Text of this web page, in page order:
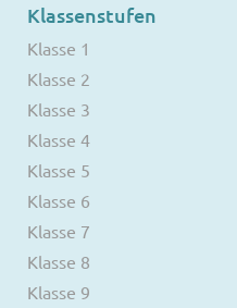
Klassenstufen
Klasse 1
Klasse 2
Klasse 3
Klasse 4
Klasse 5
Klasse 6
Klasse 7
Klasse 8
Klasse 9